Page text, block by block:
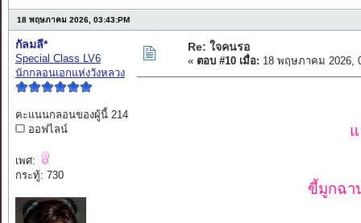
18 พฤษภาคม 2026, 03:43:PM
กัลมลี*
Special Class LV6
นักกลอนเอกแห่งวังหลวง
คะแนนกลอนของผู้นี้ 214
ออฟไลน์
เพศ:
กระทู้: 730
Re: ใจคนรอ
« ตอบ #10 เมื่อ: 18 พฤษภาคม 2026,
ขี้มูกฉา